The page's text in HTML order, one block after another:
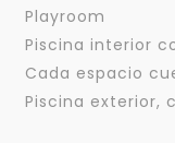
Playroom
Piscina interior
Cada espacio
Piscina exterior,